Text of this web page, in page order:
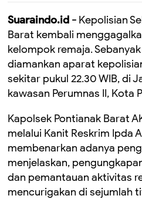
Suaraindo.id - Kepolisian
Barat kembali
kelompok remaja.
diamankan aparat
sekitar pukul 22.30 WIB, di
kawasan Perumnas II, Kota
Kapolsek Pontianak Barat
melalui Kanit Reskrim Ipda
membenarkan adanya
menjelaskan,
dan pemantauan aktivitas
mencurigakan di sejumlah